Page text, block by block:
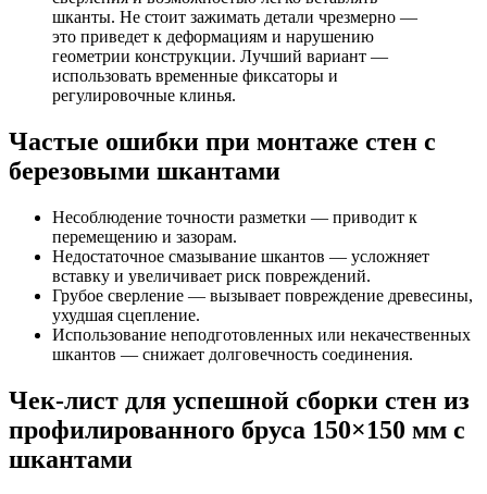
шканты. Не стоит зажимать детали чрезмерно —
это приведет к деформациям и нарушению
геометрии конструкции. Лучший вариант —
использовать временные фиксаторы и
регулировочные клинья.
Частые ошибки при монтаже стен с
березовыми шкантами
Несоблюдение точности разметки — приводит к
перемещению и зазорам.
Недостаточное смазывание шкантов — усложняет
вставку и увеличивает риск повреждений.
Грубое сверление — вызывает повреждение древесины,
ухудшая сцепление.
Использование неподготовленных или некачественных
шкантов — снижает долговечность соединения.
Чек-лист для успешной сборки стен из
профилированного бруса 150×150 мм с
шкантами